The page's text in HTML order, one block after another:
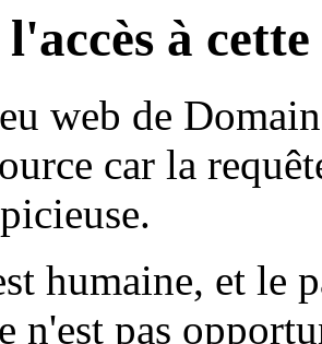
l'accès à
web de
car la
humaine, et le
n'est pas